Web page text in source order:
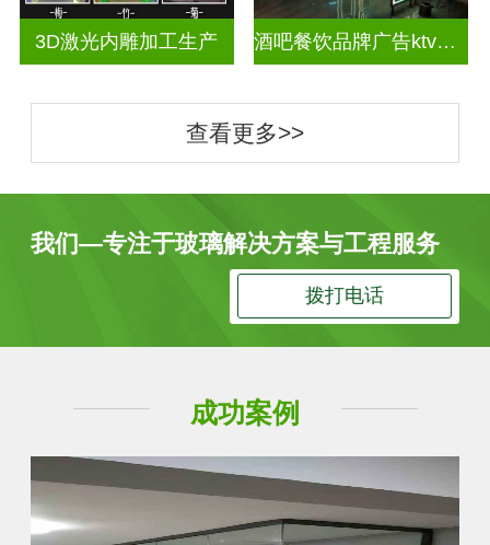
3D激光内雕加工生产 酒吧餐饮品牌广告ktv激光内雕发光艺术玻璃
查看更多>>
我们—专注于玻璃解决方案与工程服务
拨打电话
成功案例